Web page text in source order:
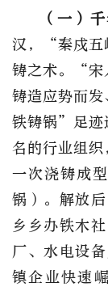
（一）
汉，“秦戍五
铸之术。“宋
铸造应势而
铁铸锅”足迹
名的行业组
一次浇铸成
锅）。解放
乡乡办铁木
厂、水电设
镇企业快速